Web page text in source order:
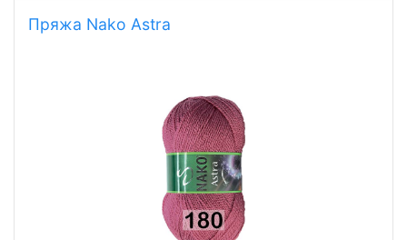
Пряжа Nako Astra